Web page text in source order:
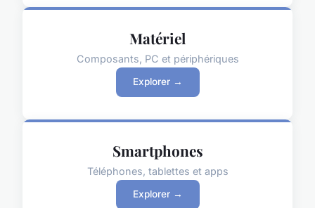
Matériel
Composants, PC et périphériques
Explorer →
Smartphones
Téléphones, tablettes et apps
Explorer →